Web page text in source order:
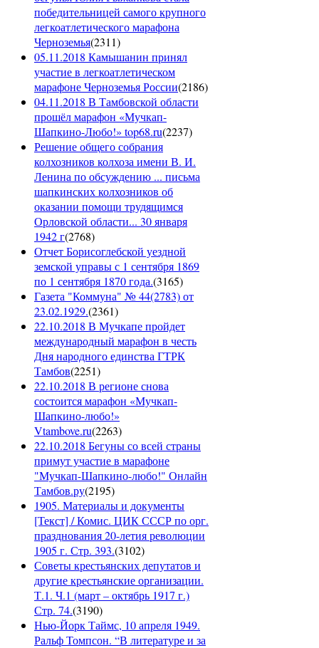
победительницей самого крупного
легкоатлетического марафона
Черноземья(2311)
05.11.2018 Камышанин принял
участие в легкоатлетическом
марафоне Черноземья России(2186)
04.11.2018 В Тамбовской области
прошёл марафон «Мучкап-
Шапкино-Любо!» top68.ru(2237)
Решение общего собрания
колхозников колхоза имени В. И.
Ленина по обсуждению ... письма
шапкинских колхозников об
оказании помощи трудящимся
Орловской области... 30 января
1942 г(2768)
Отчет Борисоглебской уездной
земской управы с 1 сентября 1869
по 1 сентября 1870 года.(3165)
Газета "Коммуна" № 44(2783) от
23.02.1929.(2361)
22.10.2018 В Мучкапе пройдет
международный марафон в честь
Дня народного единства ГТРК
Тамбов(2251)
22.10.2018 В регионе снова
состоится марафон «Мучкап-
Шапкино-любо!»
Vtambove.ru(2263)
22.10.2018 Бегуны со всей страны
примут участие в марафоне
"Мучкап-Шапкино-любо!" Онлайн
Тамбов.ру(2195)
1905. Материалы и документы
[Текст] / Комис. ЦИК СССР по орг.
празднования 20-летия революции
1905 г. Стр. 393.(3102)
Советы крестьянских депутатов и
другие крестьянские организации.
Т.1. Ч.1 (март – октябрь 1917 г.)
Стр. 74.(3190)
Нью-Йорк Таймс, 10 апреля 1949.
Ральф Томпсон. “В литературе и за